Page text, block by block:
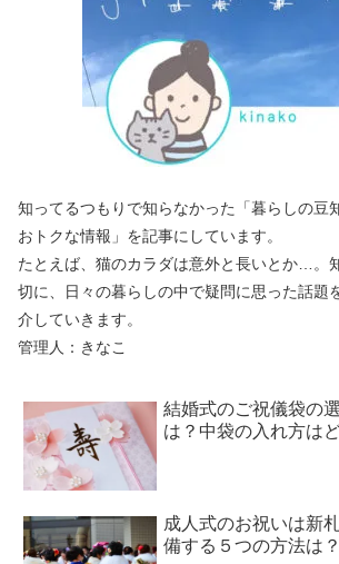
知ってるつもりで知らなかった「暮らしの豆
おトクな情報」を記事にしています。
たとえば、猫のカラダは意外と長いとか…。
切に、日々の暮らしの中で疑問に思った話題
介していきます。
管理人：きなこ
結婚式のご祝儀袋の
は？中袋の入れ方は
成人式のお祝いは新
備する５つの方法は？